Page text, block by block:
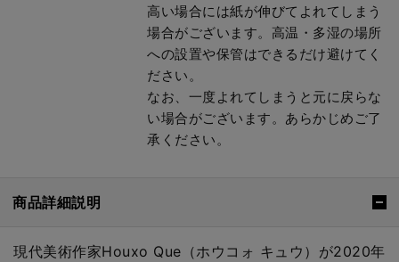
高い場合には紙が伸びてよれてしまう
場合がございます。高温・多湿の場所
への設置や保管はできるだけ避けてく
ださい。
なお、一度よれてしまうと元に戻らな
い場合がございます。あらかじめご了
承ください。
商品詳細説明
現代美術作家Houxo Que（ホウコォ キュウ）が2020年